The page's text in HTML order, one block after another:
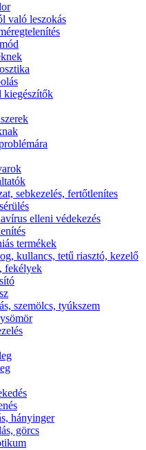
való leszokás
kiegészítők
sebkezelés, fertőtlenítes
elleni védekezés
termékek
kullancs, tetű riasztó, kezelő
fekélyek
szemölcs, tyúkszem
hányinger
görcs